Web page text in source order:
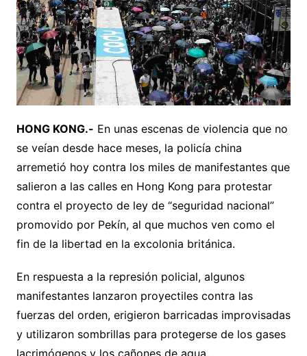
HONG KONG.- En unas escenas de violencia que no
se veían desde hace meses, la policía china
arremetió hoy contra los miles de manifestantes que
salieron a las calles en Hong Kong para protestar
contra el proyecto de ley de “seguridad nacional”
promovido por Pekín, al que muchos ven como el
fin de la libertad en la excolonia británica.
En respuesta a la represión policial, algunos
manifestantes lanzaron proyectiles contra las
fuerzas del orden, erigieron barricadas improvisadas
y utilizaron sombrillas para protegerse de los gases
lacrimógenos y los cañones de agua.